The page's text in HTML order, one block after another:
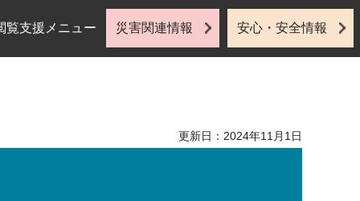
覧支援メニュー 災害関連情報 安心・安全情報
更新日：2024年11月1日